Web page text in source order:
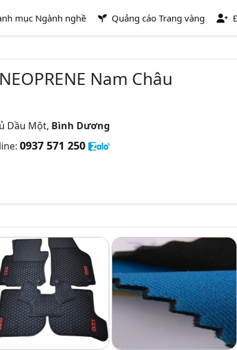
mục Ngành nghề Quảng cáo Trang vàng
Nam Châu
Dầu Một, Bình Dương
0937 571 250